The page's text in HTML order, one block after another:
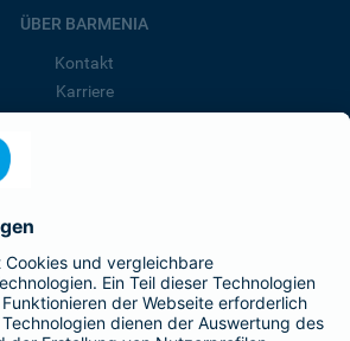
ÜBER BARMENIA
Kontakt
Karriere
ist Teil der BarmeniaGothaer
BELIEBTE SEITEN
Zusatzversicherung